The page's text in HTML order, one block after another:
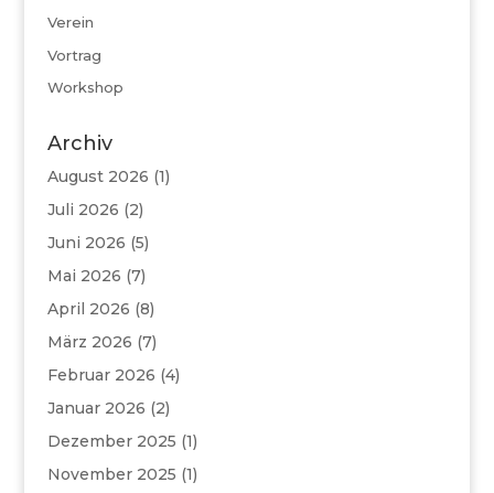
Verein
Vortrag
Workshop
Archiv
August 2026 (1)
Juli 2026 (2)
Juni 2026 (5)
Mai 2026 (7)
April 2026 (8)
März 2026 (7)
Februar 2026 (4)
Januar 2026 (2)
Dezember 2025 (1)
November 2025 (1)